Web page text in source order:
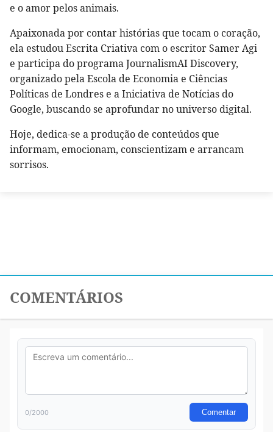
e o amor pelos animais.
Apaixonada por contar histórias que tocam o coração,
ela estudou Escrita Criativa com o escritor Samer Agi
e participa do programa JournalismAI Discovery,
organizado pela Escola de Economia e Ciências
Políticas de Londres e a Iniciativa de Notícias do
Google, buscando se aprofundar no universo digital.
Hoje, dedica-se a produção de conteúdos que
informam, emocionam, conscientizam e arrancam
sorrisos.
COMENTÁRIOS